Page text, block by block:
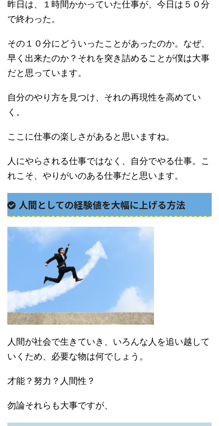
昨日は、１時間かかっていた仕事が、今日は５０分
で終わった。
その１０分にどういったことがあったのか。なぜ、
早く出来たのか？それを突き詰めることが僕は大事
だと思っています。
自分のやり方を見つけ、それの再現性を高めてい
く。
ここに仕事の楽しさがあると思いますね。
人にやらされる仕事ではなく、自分でやる仕事。こ
れこそ、やりがいのある仕事だと思います。
人間としての経験値を大幅に上げる方法
人間が社会で生きていき、いろんな人を追い越して
いくため、必要な物は何でしょう。
才能？努力？人間性？
勿論それらも大事ですが、